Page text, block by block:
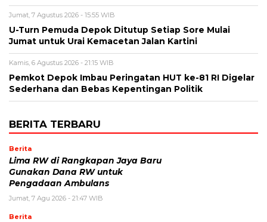
Jumat, 7 Agustus 2026 - 15:55 WIB
U-Turn Pemuda Depok Ditutup Setiap Sore Mulai
Jumat untuk Urai Kemacetan Jalan Kartini
Kamis, 6 Agustus 2026 - 21:15 WIB
Pemkot Depok Imbau Peringatan HUT ke-81 RI Digelar
Sederhana dan Bebas Kepentingan Politik
BERITA TERBARU
Berita
Lima RW di Rangkapan Jaya Baru
Gunakan Dana RW untuk
Pengadaan Ambulans
Jumat, 7 Agu 2026 - 21:47 WIB
Berita